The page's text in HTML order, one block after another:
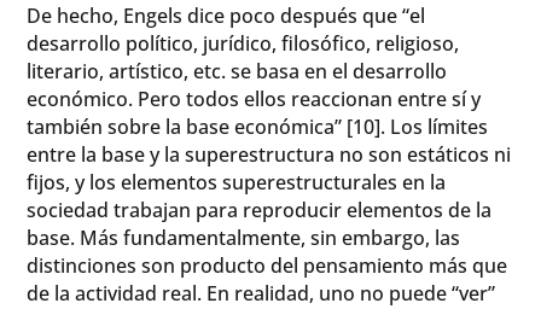
De hecho, Engels dice poco después que “el
desarrollo político, jurídico, filosófico, religioso,
literario, artístico, etc. se basa en el desarrollo
económico. Pero todos ellos reaccionan entre sí y
también sobre la base económica” [10]. Los límites
entre la base y la superestructura no son estáticos ni
fijos, y los elementos superestructurales en la
sociedad trabajan para reproducir elementos de la
base. Más fundamentalmente, sin embargo, las
distinciones son producto del pensamiento más que
de la actividad real. En realidad, uno no puede “ver”